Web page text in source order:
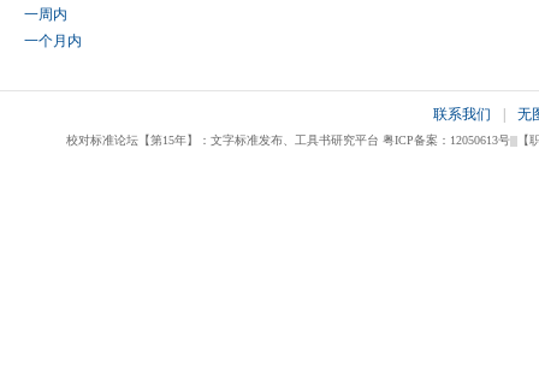
一周内
一个月内
联系我们 无
校对标准论坛【第15年】：文字标准发布、工具书研究平台 粤ICP备案：12050613号|||【